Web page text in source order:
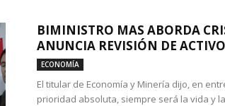
BIMINISTRO MAS ABORDA
ANUNCIA REVISIÓN DE
ECONOMÍA
El titular de Economía y Minería dijo, en
prioridad absoluta, siempre será la vida y